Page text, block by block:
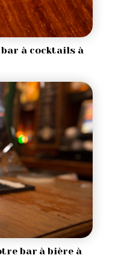
à cocktails à
bar à bière à